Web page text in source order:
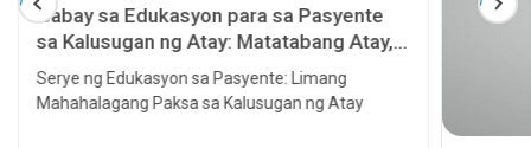
Gabay sa Edukasyon para sa Pasyente
sa Kalusugan ng Atay: Matatabang Atay,
Hepatitis, Cirrhosis, Paglipat ng Atay at
Kanser sa Atay
Serye ng Edukasyon sa Pasyente: Limang
Mahahalagang Paksa sa Kalusugan ng Atay